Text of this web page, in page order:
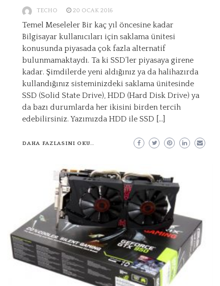
TECHO 20 OCAK 2016
Temel Meseleler Bir kaç yıl öncesine kadar
Bilgisayar kullanıcıları için saklama ünitesi
konusunda piyasada çok fazla alternatif
bulunmamaktaydı. Ta ki SSD’ler piyasaya girene
kadar. Şimdilerde yeni aldığınız ya da halihazırda
kullandığınız sisteminizdeki saklama ünitesinde
SSD (Solid State Drive), HDD (Hard Disk Drive) ya
da bazı durumlarda her ikisini birden tercih
edebilirsiniz. Yazımızda HDD ile SSD […]
DAHA FAZLASINI OKU..